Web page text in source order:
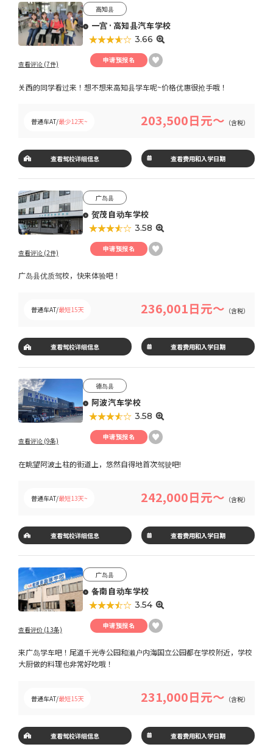
高知县
一宫·高知县汽车学校
★★★★★
☆☆☆☆☆ 3.66
查看评论 (7件) 申请预报名
关西的同学看过来！想不想来高知县学车呢~价格优惠很抢手哦！
普通车AT/最少12天~ 203,500日元～ （含税）
查看驾校详细信息 查看费用和入学日期
广岛县
贺茂自动车学校
★★★★★
☆☆☆☆☆ 3.58
查看评论 (2件) 申请预报名
广岛县优质驾校，快来体验吧！
普通车AT/最短15天 236,001日元～ （含税）
查看驾校详细信息 查看费用和入学日期
德岛县
阿波汽车学校
★★★★★
☆☆☆☆☆ 3.58
查看评论 (9条) 申请预报名
在眺望阿波土柱的街道上，悠然自得地首次驾驶吧!
普通车AT/最短13天~ 242,000日元～ （含税）
查看驾校详细信息 查看费用和入学日期
广岛县
备南自动车学校
★★★★★
☆☆☆☆☆ 3.54
查看评价 (13条) 申请预报名
来广岛学车吧！尾道千光寺公园和濑户内海国立公园都在学校附近，学校
大厨做的料理也非常好吃哦！
普通车AT/最短15天 231,000日元～ （含税）
查看驾校详细信息 查看费用和入学日期